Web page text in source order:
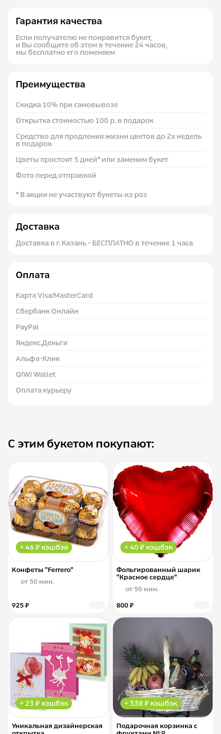
Гарантия качества
Если получателю не понравится букет,
и Вы сообщите об этом в течение 24 часов,
мы бесплатно его поменяем
Преимущества
Скидка 10% при самовывозе
Открытка стоимостью 100 р. в подарок
Средство для продления жизни цветов до 2х недель
в подарок
Цветы простоят 5 дней* или заменим букет
Фото перед отправкой
* В акции не участвуют букеты из роз
Доставка
Доставка в г. Казань - БЕСПЛАТНО в течение 1 часа
Оплата
Карта Visa/MasterCard
Сбербанк Онлайн
PayPal
Яндекс.Деньги
Альфа-Клик
QIWI Wallet
Оплата курьеру
С этим букетом покупают:
+ 46 ₽ кэшбэк
Конфеты "Ferrero"
от 50 мин.
925 ₽
+ 40 ₽ кэшбэк
Фольгированный шарик
"Красное сердце"
от 50 мин.
800 ₽
+ 23 ₽ кэшбэк
Уникальная дизайнерская
+ 338 ₽ кэшбэк
Подарочная корзинка с